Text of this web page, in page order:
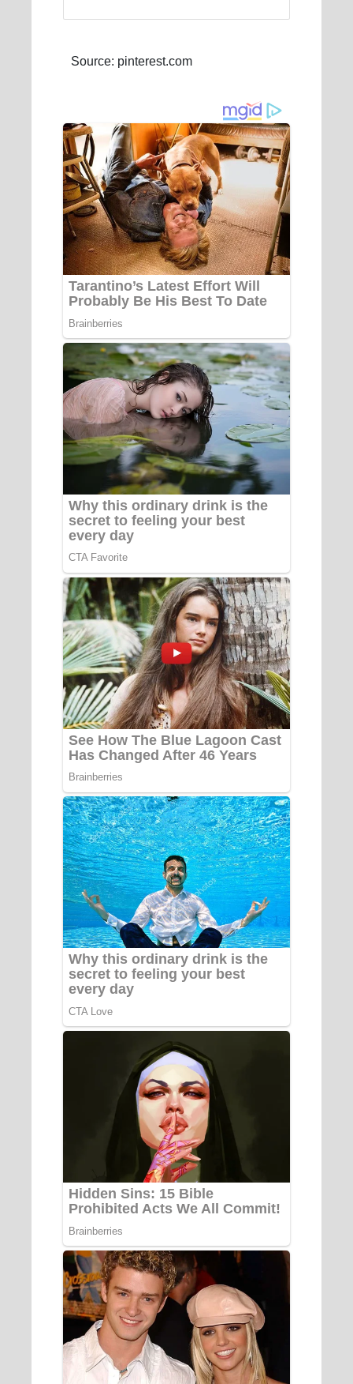
Source: pinterest.com